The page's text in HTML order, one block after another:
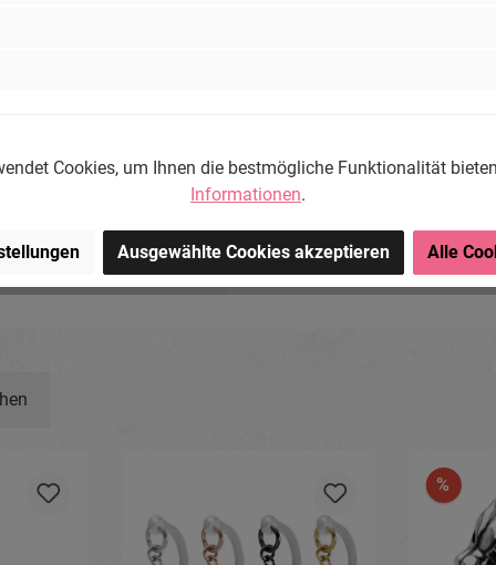
Deutschland.
%
Cookies, um Ihnen die bestmögliche Funktionalität
Informationen.
Ausgewählte Cookies akzeptieren Alle